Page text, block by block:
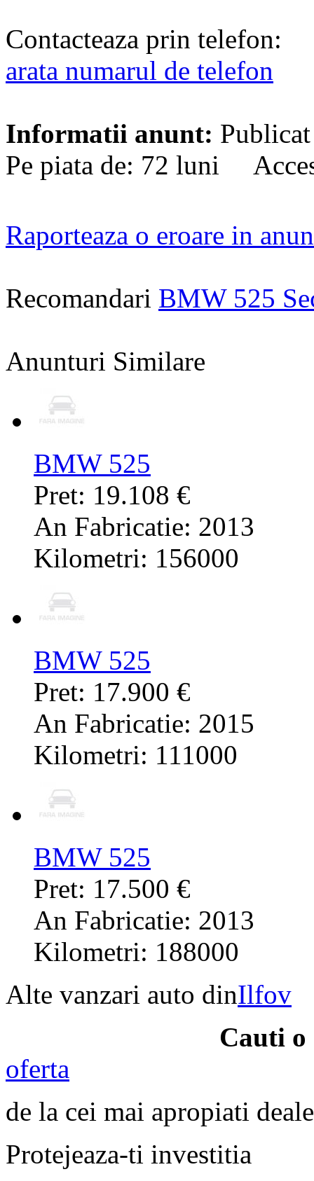
Contacteaza prin telefon:
arata numarul de telefon
Informatii anunt:
Pe piata de: 72 luni
Raporteaza o eroare in
Recomandari BMW 525
Anunturi Similare
BMW 525
Pret: 19.108 €
An Fabricatie: 2013
Kilometri: 156000
BMW 525
Pret: 17.900 €
An Fabricatie: 2015
Kilometri: 111000
BMW 525
Pret: 17.500 €
An Fabricatie: 2013
Kilometri: 188000
Alte vanzari auto dinIlfov
Cauti o
oferta
de la cei mai apropiati
Protejeaza-ti investitia